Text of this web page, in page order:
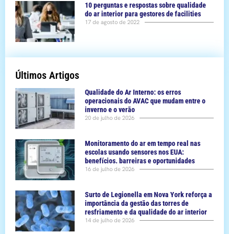
10 perguntas e respostas sobre qualidade
do ar interior para gestores de facilities
17 de agosto de 2022
Últimos Artigos
Qualidade do Ar Interno: os erros
operacionais do AVAC que mudam entre o
inverno e o verão
20 de julho de 2026
Monitoramento do ar em tempo real nas
escolas usando sensores nos EUA:
benefícios. barreiras e oportunidades
16 de julho de 2026
Surto de Legionella em Nova York reforça a
importância da gestão das torres de
resfriamento e da qualidade do ar interior
14 de julho de 2026